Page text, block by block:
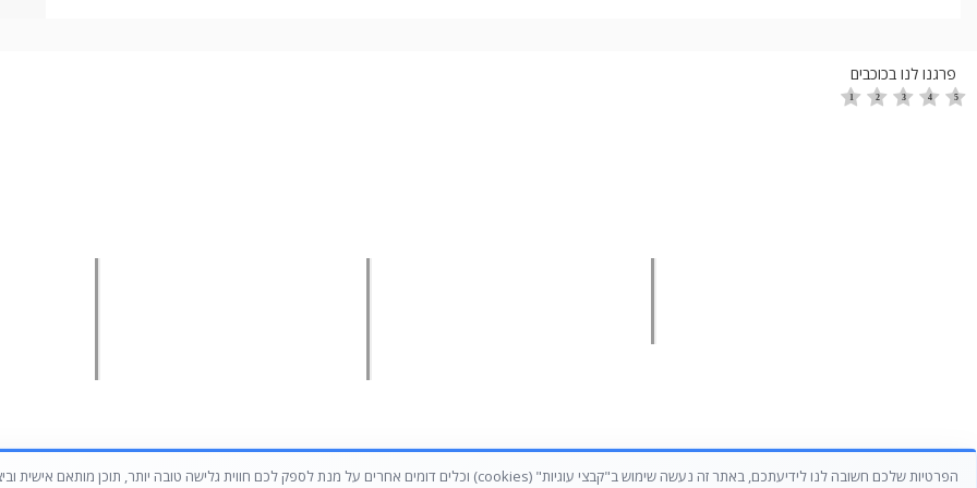
פרגנו לנו בכוכבים
© כל הזכויות שמורות לעמיר קרן | הגדלת מכירות ורווחים בחברות | מכירות בשיטת הגישור™ 2026 - 2008
הפרטיות שלכם חשובה לנו לידיעתכם, באתר זה נעשה שימוש ב"קבצי עוגיות" (cookies) וכלים דומים אחרים על מנת לספק לכם חווית גלישה טובה יותר, תוכן מותאם אישית וביצוע ניתוחים סטטיסטיים. למידע נוסף ניתן לעיין ב